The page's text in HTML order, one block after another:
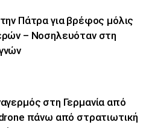
Πάτρα για βρέφος μόλις
– Νοσηλευόταν στη
στη Γερμανία από
πάνω από στρατιωτική